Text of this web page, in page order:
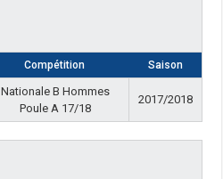
Compétition Saison
Nationale B Hommes
Poule A 17/18
2017/2018